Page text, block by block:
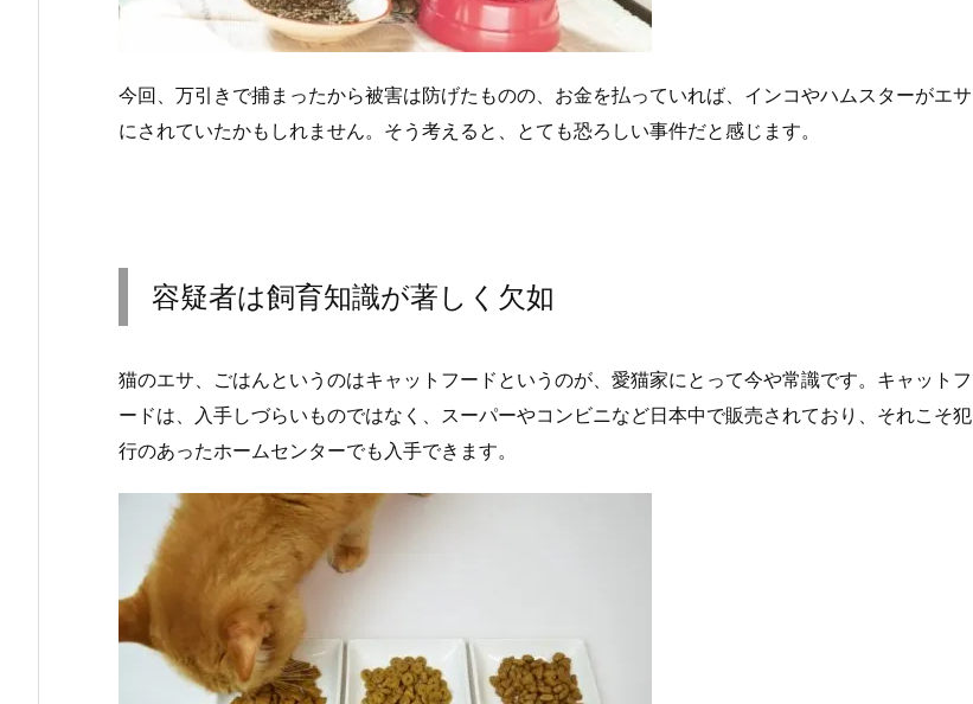
今回、万引きで捕まったから被害は防げたものの、お金を払っていれば、インコやハムスターがエサ
にされていたかもしれません。そう考えると、とても恐ろしい事件だと感じます。
容疑者は飼育知識が著しく欠如
猫のエサ、ごはんというのはキャットフードというのが、愛猫家にとって今や常識です。キャットフ
ードは、入手しづらいものではなく、スーパーやコンビニなど日本中で販売されており、それこそ犯
行のあったホームセンターでも入手できます。